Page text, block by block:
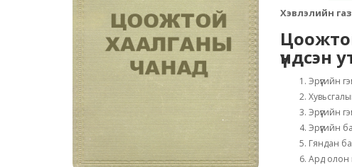
Хэвлэлийн
үндсэн
Эрүүгийн
Эрүүгийн
Эрүүгийн
Гяндан ба
Ард олон